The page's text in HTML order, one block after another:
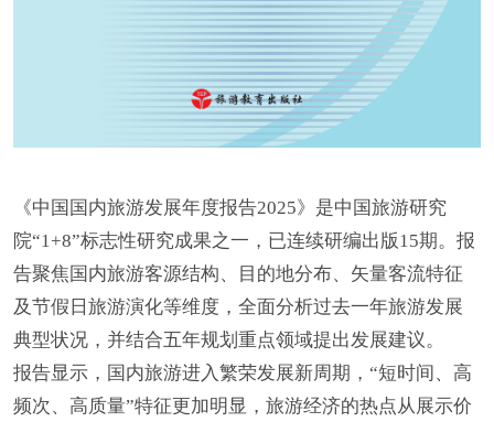
《中国国内旅游发展年度报告2025》是中国旅游研究
院“1+8”标志性研究成果之一，已连续研编出版15期。报
告聚焦国内旅游客源结构、目的地分布、矢量客流特征
及节假日旅游演化等维度，全面分析过去一年旅游发展
典型状况，并结合五年规划重点领域提出发展建议。
报告显示，国内旅游进入繁荣发展新周期，“短时间、高
频次、高质量”特征更加明显，旅游经济的热点从展示价